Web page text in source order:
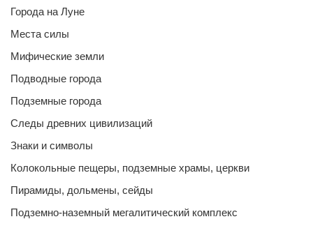
Города на Луне
Места силы
Мифические земли
Подводные города
Подземные города
Следы древних цивилизаций
Знаки и символы
Колокольные пещеры, подземные храмы, церкви
Пирамиды, дольмены, сейды
Подземно-наземный мегалитический комплекс